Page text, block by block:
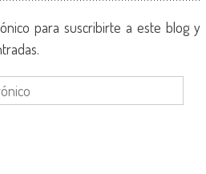
para suscribirte a este blog y